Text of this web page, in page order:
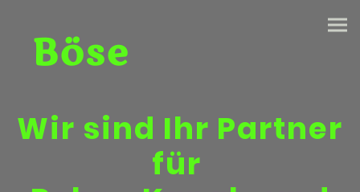
Böse
Wir sind Ihr Partner
für